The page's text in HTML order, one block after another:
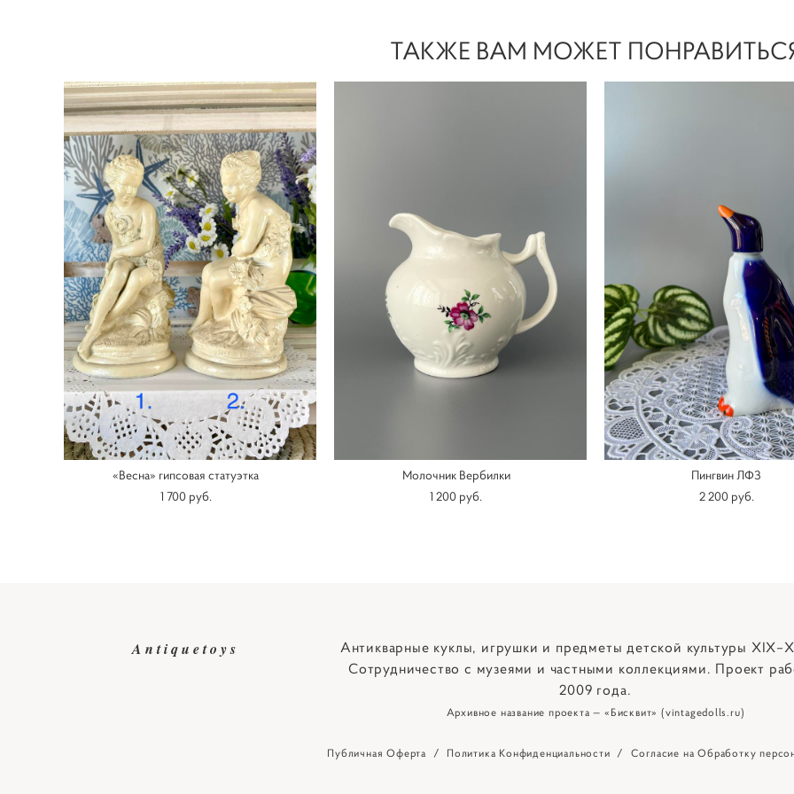
ТАКЖЕ ВАМ МОЖЕТ
«Весна» гипсовая статуэтка
1 700 pуб.
Молочник Вербилки
1 200 pуб.
Пингвин ЛФЗ
2 200 pуб.
Antiquetoys
Антикварные куклы, игрушки и предметы детской культуры
Сотрудничество с музеями и частными коллекциями. Проект
2009 года.
Архивное название проекта — «Бисквит» (vintagedolls.ru)
Публичная Оферта / Политика Конфиденциальности / Согласие на Обработку